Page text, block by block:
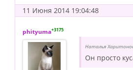
11 Июня 2014 19:04:48
phityuma+3175
Наталья
Он просто